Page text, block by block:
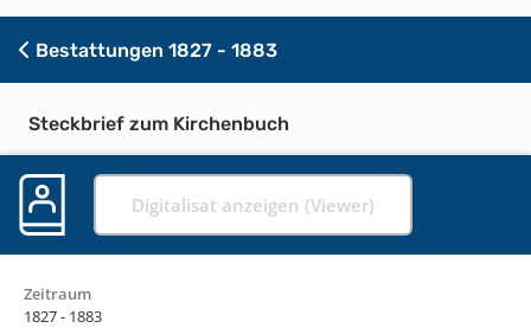
Bestattungen 1827 - 1883
Steckbrief zum Kirchenbuch
Digitalisat anzeigen (Viewer)
Zeitraum
1827 - 1883